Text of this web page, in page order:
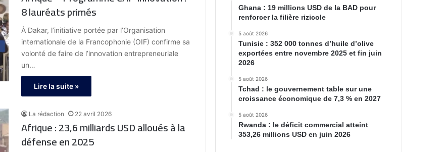
8 lauréats primés
À Dakar, l’initiative portée par l’Organisation
internationale de la Francophonie (OIF) confirme sa
volonté de faire de l’innovation entrepreneuriale
un…
Lire la suite »
La rédaction 22 avril 2026
Afrique : 23,6 milliards USD alloués à la
défense en 2025
Ghana : 19 millions USD de la BAD pour
renforcer la filière rizicole
5 août 2026
Tunisie : 352 000 tonnes d’huile d’olive
exportées entre novembre 2025 et fin juin
2026
5 août 2026
Tchad : le gouvernement table sur une
croissance économique de 7,3 % en 2027
5 août 2026
Rwanda : le déficit commercial atteint
353,26 millions USD en juin 2026